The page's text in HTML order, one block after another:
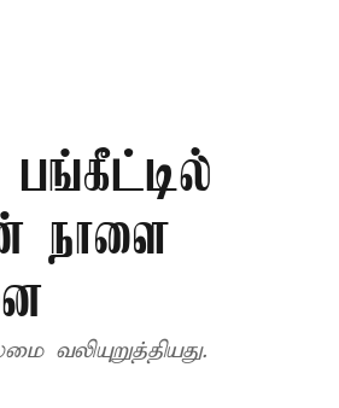
பங்கீட்டில்
நாளை
வலியுறுத்தியது.